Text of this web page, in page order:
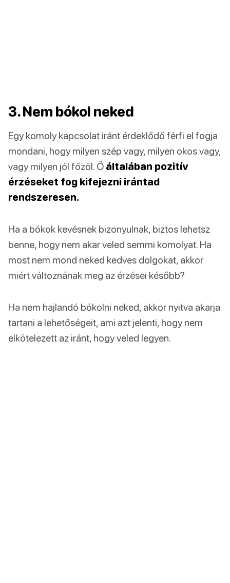
3. Nem bókol neked
Egy komoly kapcsolat iránt érdeklődő férfi el fogja
mondani, hogy milyen szép vagy, milyen okos vagy,
vagy milyen jól főzöl. Ő általában pozitív
érzéseket fog kifejezni irántad
rendszeresen.
Ha a bókok kevésnek bizonyulnak, biztos lehetsz
benne, hogy nem akar veled semmi komolyat. Ha
most nem mond neked kedves dolgokat, akkor
miért változnának meg az érzései később?
Ha nem hajlandó bókolni neked, akkor nyitva akarja
tartani a lehetőségeit, ami azt jelenti, hogy nem
elkötelezett az iránt, hogy veled legyen.